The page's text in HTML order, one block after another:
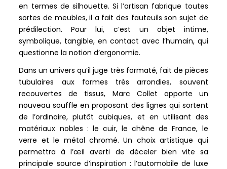
en termes de silhouette. Si l’artisan fabrique toutes
sortes de meubles, il a fait des fauteuils son sujet de
prédilection. Pour lui, c’est un objet intime,
symbolique, tangible, en contact avec l’humain, qui
questionne la notion d’ergonomie.
Dans un univers qu’il juge très formaté, fait de pièces
tubulaires aux formes très arrondies, souvent
recouvertes de tissus, Marc Collet apporte un
nouveau souffle en proposant des lignes qui sortent
de l’ordinaire, plutôt cubiques, et en utilisant des
matériaux nobles : le cuir, le chêne de France, le
verre et le métal chromé. Un choix artistique qui
permettra à l’œil averti de déceler bien vite sa
principale source d’inspiration : l’automobile de luxe